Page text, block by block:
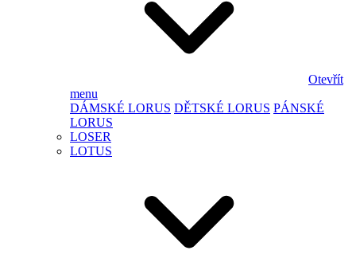
Otevřít
menu
DÁMSKÉ LORUS DĚTSKÉ LORUS PÁNSKÉ
LORUS
LOSER
LOTUS